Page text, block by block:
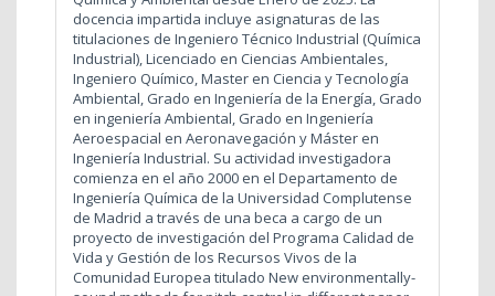
docencia impartida incluye asignaturas de las
titulaciones de Ingeniero Técnico Industrial (Química
Industrial), Licenciado en Ciencias Ambientales,
Ingeniero Químico, Master en Ciencia y Tecnología
Ambiental, Grado en Ingeniería de la Energía, Grado
en ingeniería Ambiental, Grado en Ingeniería
Aeroespacial en Aeronavegación y Máster en
Ingeniería Industrial. Su actividad investigadora
comienza en el año 2000 en el Departamento de
Ingeniería Química de la Universidad Complutense
de Madrid a través de una beca a cargo de un
proyecto de investigación del Programa Calidad de
Vida y Gestión de los Recursos Vivos de la
Comunidad Europea titulado New environmentally-